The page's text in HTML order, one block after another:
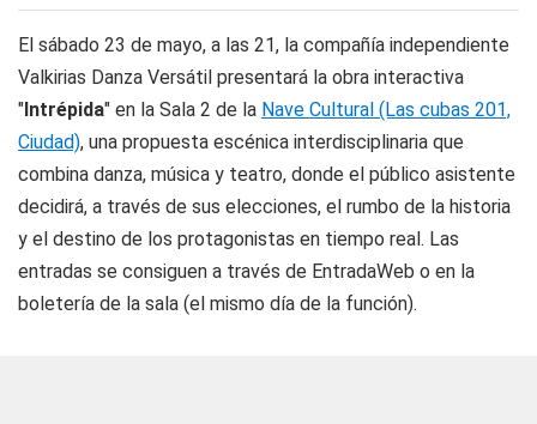
El sábado 23 de mayo, a las 21, la compañía independiente
Valkirias Danza Versátil presentará la obra interactiva
"Intrépida" en la Sala 2 de la Nave Cultural (Las cubas 201,
Ciudad), una propuesta escénica interdisciplinaria que
combina danza, música y teatro, donde el público asistente
decidirá, a través de sus elecciones, el rumbo de la historia
y el destino de los protagonistas en tiempo real. Las
entradas se consiguen a través de EntradaWeb o en la
boletería de la sala (el mismo día de la función).